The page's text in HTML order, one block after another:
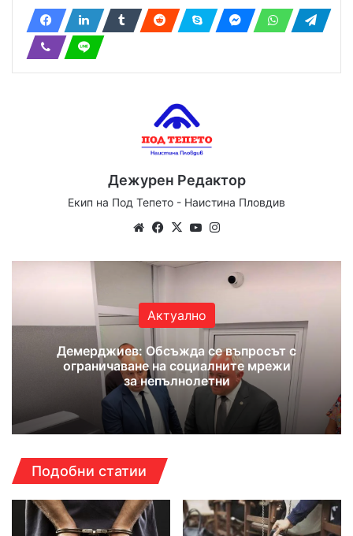
Дежурен Редактор
Екип на Под Тепето - Наистина Пловдив
WebsiteFacebook
X YouTube
Актуално
Демерджиев: Обсъжда се въпросът с
ограничаване на социалните мрежи
за непълнолетни
Подобни статии